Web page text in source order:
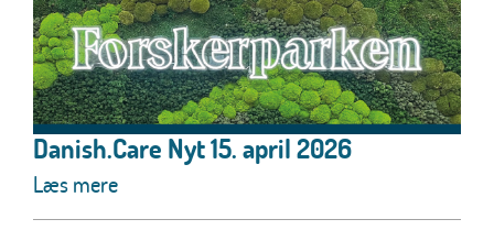
Danish.Care Nyt 15. april 2026
Læs mere